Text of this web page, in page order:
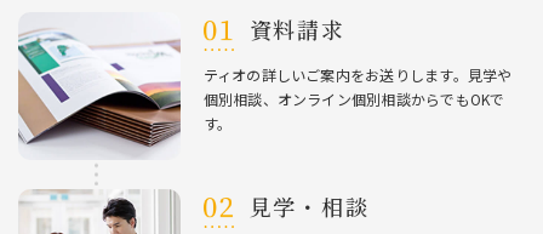
資料請求
ティオの詳しいご案内をお送りします。⾒学や
個別相談、オンライン個別相談からでもOKで
す。
⾒学・相談